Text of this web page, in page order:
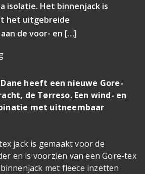
isolatie. Het binnenjack is
het uitgebreide
de voor- en […]
heeft een nieuwe Gore-
de Tørreso. Een wind- en
met uitneembaar
jack is gemaakt voor de
en is voorzien van een Gore-tex
met fleece inzetten